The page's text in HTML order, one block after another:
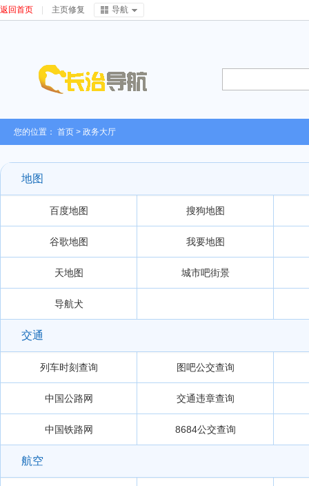
返回首页 主页修复 导航
您的位置： 首页 > 政务大厅
地图
百度地图 搜狗地图
谷歌地图 我要地图
天地图 城市吧街景
导航犬
交通
列车时刻查询 图吧公交查询
中国公路网 交通违章查询
中国铁路网 8684公交查询
航空